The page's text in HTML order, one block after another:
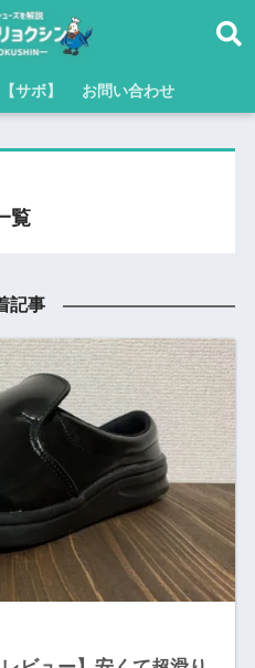
【サボ】 お問い合わせ
覧
記事